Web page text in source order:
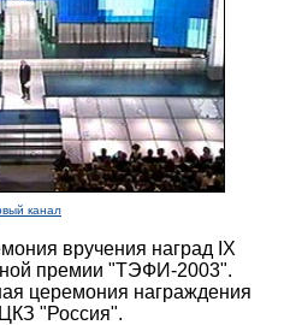
канал
вручения наград IX
премии "ТЭФИ-2003".
церемония награждения
"Россия".